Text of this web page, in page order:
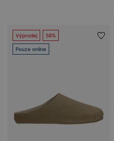
Výprodej 58%
Pouze online